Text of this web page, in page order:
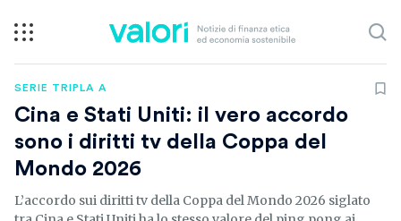
SERIE TRIPLA A
Cina e Stati Uniti: il vero accordo
sono i diritti tv della Coppa del
Mondo 2026
L’accordo sui diritti tv della Coppa del Mondo 2026 siglato